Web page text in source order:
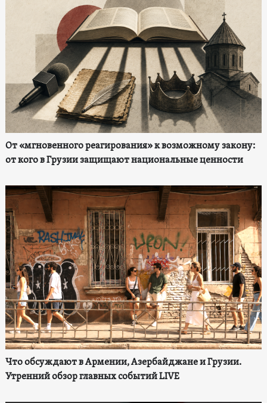
От «мгновенного реагирования» к возможному закону:
от кого в Грузии защищают национальные ценности
Что обсуждают в Армении, Азербайджане и Грузии.
Утренний обзор главных событий LIVE